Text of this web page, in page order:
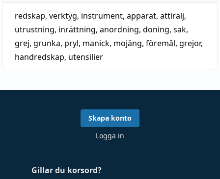
redskap, verktyg, instrument, apparat, attiralj,
utrustning, inrättning, anordning, doning, sak,
grej, grunka, pryl, manick, mojäng, föremål, grejor,
handredskap, utensilier
Gillar du korsord?
Skapa konto
Logga in